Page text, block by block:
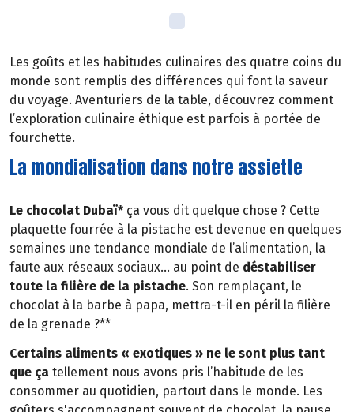
Les goûts et les habitudes culinaires des quatre coins du
monde sont remplis des différences qui font la saveur
du voyage. Aventuriers de la table, découvrez comment
l’exploration culinaire éthique est parfois à portée de
fourchette.
La mondialisation dans notre assiette
Le chocolat Dubaï* ça vous dit quelque chose ? Cette
plaquette fourrée à la pistache est devenue en quelques
semaines une tendance mondiale de l’alimentation, la
faute aux réseaux sociaux… au point de déstabiliser
toute la filière de la pistache. Son remplaçant, le
chocolat à la barbe à papa, mettra-t-il en péril la filière
de la grenade ?**
Certains aliments « exotiques » ne le sont plus tant
que ça tellement nous avons pris l’habitude de les
consommer au quotidien, partout dans le monde. Les